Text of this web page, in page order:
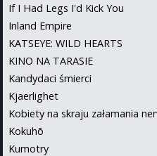
If I Had Legs I'd Kick You
Inland Empire
KATSEYE: WILD HEARTS
KINO NA TARASIE
Kandydaci śmierci
Kjaerlighet
Kobiety na skraju załamania
Kokuhō
Kumotry